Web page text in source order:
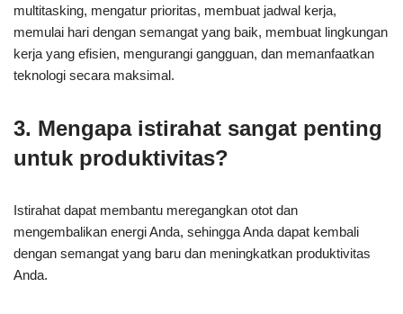
multitasking, mengatur prioritas, membuat jadwal kerja,
memulai hari dengan semangat yang baik, membuat lingkungan
kerja yang efisien, mengurangi gangguan, dan memanfaatkan
teknologi secara maksimal.
3. Mengapa istirahat sangat penting
untuk produktivitas?
Istirahat dapat membantu meregangkan otot dan
mengembalikan energi Anda, sehingga Anda dapat kembali
dengan semangat yang baru dan meningkatkan produktivitas
Anda.